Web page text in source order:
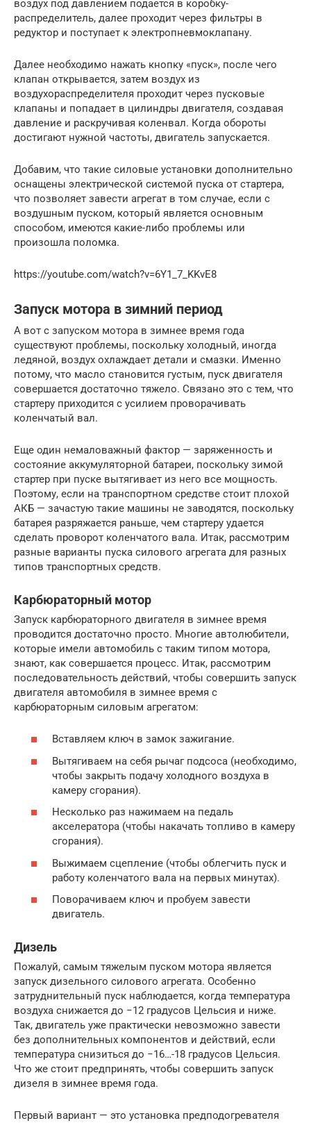
воздух под давлением подается в коробку-
распределитель, далее проходит через фильтры в
редуктор и поступает к электропневмоклапану.
Далее необходимо нажать кнопку «пуск», после чего
клапан открывается, затем воздух из
воздухораспределителя проходит через пусковые
клапаны и попадает в цилиндры двигателя, создавая
давление и раскручивая коленвал. Когда обороты
достигают нужной частоты, двигатель запускается.
Добавим, что такие силовые установки дополнительно
оснащены электрической системой пуска от стартера,
что позволяет завести агрегат в том случае, если с
воздушным пуском, который является основным
способом, имеются какие-либо проблемы или
произошла поломка.
https://youtube.com/watch?v=6Y1_7_KKvE8
Запуск мотора в зимний период
А вот с запуском мотора в зимнее время года
существуют проблемы, поскольку холодный, иногда
ледяной, воздух охлаждает детали и смазки. Именно
потому, что масло становится густым, пуск двигателя
совершается достаточно тяжело. Связано это с тем, что
стартеру приходится с усилием проворачивать
коленчатый вал.
Еще один немаловажный фактор — заряженность и
состояние аккумуляторной батареи, поскольку зимой
стартер при пуске вытягивает из него все мощность.
Поэтому, если на транспортном средстве стоит плохой
АКБ — зачастую такие машины не заводятся, поскольку
батарея разряжается раньше, чем стартеру удается
сделать проворот коленчатого вала. Итак, рассмотрим
разные варианты пуска силового агрегата для разных
типов транспортных средств.
Карбюраторный мотор
Запуск карбюраторного двигателя в зимнее время
проводится достаточно просто. Многие автолюбители,
которые имели автомобиль с таким типом мотора,
знают, как совершается процесс. Итак, рассмотрим
последовательность действий, чтобы совершить запуск
двигателя автомобиля в зимнее время с
карбюраторным силовым агрегатом:
Вставляем ключ в замок зажигание.
Вытягиваем на себя рычаг подсоса (необходимо,
чтобы закрыть подачу холодного воздуха в
камеру сгорания).
Несколько раз нажимаем на педаль
акселератора (чтобы накачать топливо в камеру
сгорания).
Выжимаем сцепление (чтобы облегчить пуск и
работу коленчатого вала на первых минутах).
Поворачиваем ключ и пробуем завести
двигатель.
Дизель
Пожалуй, самым тяжелым пуском мотора является
запуск дизельного силового агрегата. Особенно
затруднительный пуск наблюдается, когда температура
воздуха снижается до −12 градусов Цельсия и ниже.
Так, двигатель уже практически невозможно завести
без дополнительных компонентов и действий, если
температура снизиться до −16…-18 градусов Цельсия.
Что же стоит предпринять, чтобы совершить запуск
дизеля в зимнее время года.
Первый вариант — это установка предподогревателя